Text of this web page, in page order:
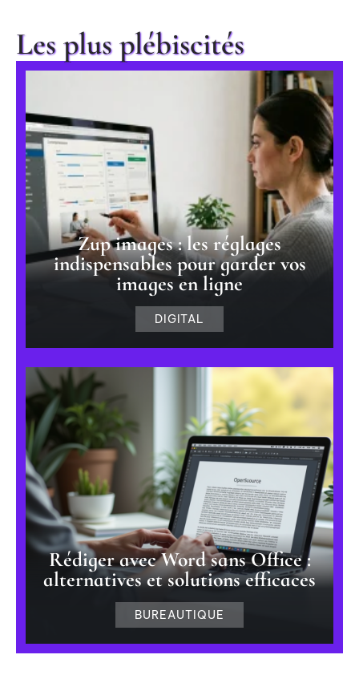
Les plus plébiscités
Zup images : les réglages
indispensables pour garder vos
images en ligne
DIGITAL
Rédiger avec Word sans Office :
alternatives et solutions efficaces
BUREAUTIQUE